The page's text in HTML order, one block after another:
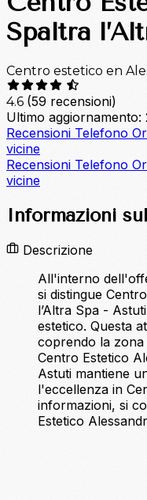
Spaltra
Centro estetico en
4.6 (59 recensioni)
Ultimo aggiornamento:
Recensioni Telefono
vicine
Recensioni Telefono
vicine
Informazioni
Descrizione
All'interno
si distingue
l’Altra Spa -
estetico. Questa
coprendo la zona
Centro Estetico
Astuti mantiene
l'eccellenza in
informazioni, si
Estetico